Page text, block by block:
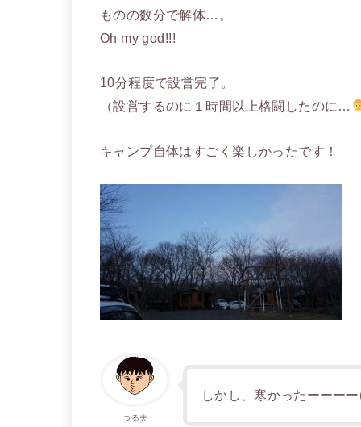
ものの数分で解体…。
Oh my god!!!
10分程度で設営完了。
（設営するのに１時間以上格闘したのに…
キャンプ自体はすごく楽しかったです！
つる夫
しかし、寒かったーーー